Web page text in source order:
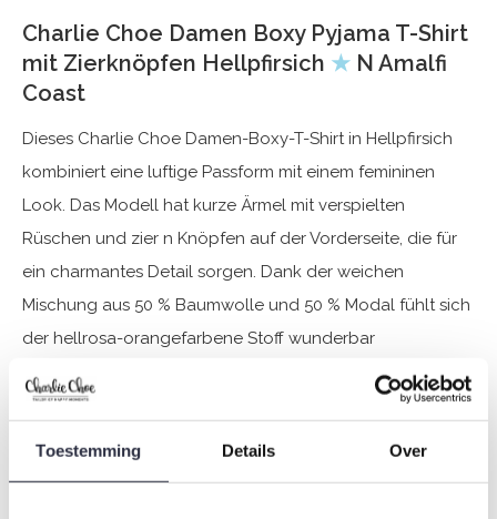
Toestemming Details Over
Charlie Choe Damen Boxy Pyjama T-Shirt
mit Zierknöpfen Hellpfirsich ★ N Amalfi
Coast
Dieses Charlie Choe Damen-Boxy-T-Shirt in Hellpfirsich
kombiniert eine luftige Passform mit einem femininen
Look. Das Modell hat kurze Ärmel mit verspielten
Rüschen und zier n Knöpfen auf der Vorderseite, die für
ein charmantes Detail sorgen. Dank der weichen
Mischung aus 50 % Baumwolle und 50 % Modal fühlt sich
der hellrosa-orangefarbene Stoff wunderbar
geschmeidig und atmungsaktiv an, ideal für warme
Sommertage oder entspannte Abende zu Hause. Dieses